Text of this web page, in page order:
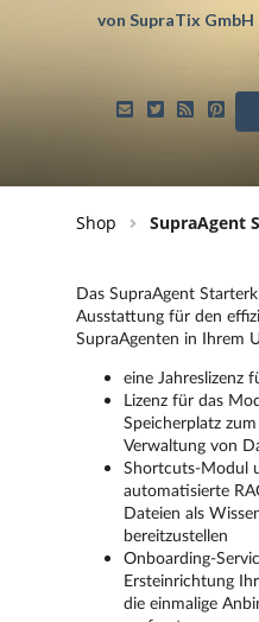
von SupraTix GmbH
Shop SupraAgent